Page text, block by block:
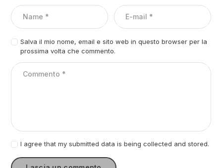
Salva il mio nome, email e sito web in questo browser per la
prossima volta che commento.
I agree that my submitted data is being collected and stored.